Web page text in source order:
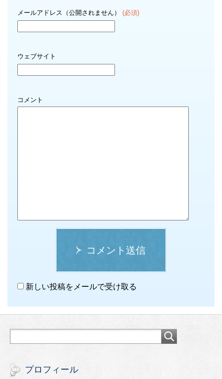
メールアドレス（公開されません） (必須)
ウェブサイト
コメント
コメント送信
新しい投稿をメールで受け取る
プロフィール